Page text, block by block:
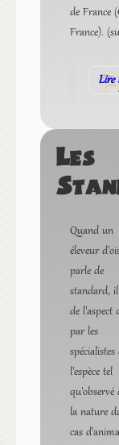
de France
France).
Lire
Les
Quand un
éleveur
parle de
standard,
de l'aspect
par les
spécialistes
l'espèce tel
qu'observé
la nature
cas